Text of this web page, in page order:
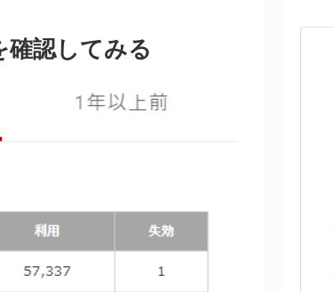
確認してみる